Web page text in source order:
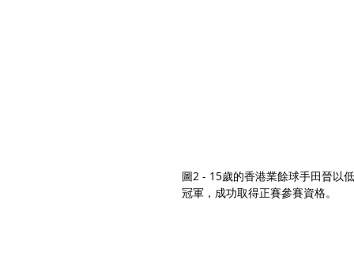
圖2 - 15歲的香港業餘球手田晉以
冠軍，成功取得正賽參賽資格。